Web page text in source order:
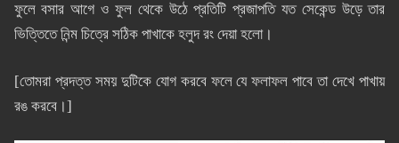
ফুলে বসার আগে ও ফুল থেকে উঠে প্রতিটি প্রজাপতি যত সেকেন্ড উড়ে তার
ভিত্তিতে নিন্ম চিত্রে সঠিক পাখাকে হলুদ রং দেয়া হলো।
[তোমরা প্রদত্ত সময় দুটিকে যোগ করবে ফলে যে ফলাফল পাবে তা দেখে পাখায়
রঙ করবে।]